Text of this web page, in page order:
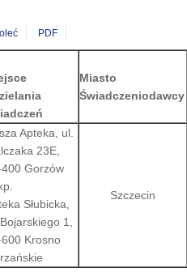
PDF
Miasto
Świadczeniodawcy
Apteka, ul.
23E,
Gorzów
Słubicka,
1,
Krosno
Szczecin